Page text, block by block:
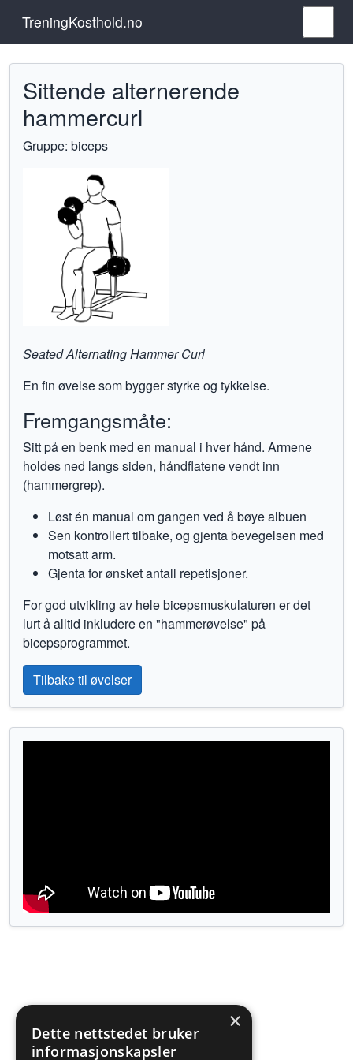
TreningKosthold.no
Sittende alternerende
hammercurl
Gruppe: biceps
Seated Alternating Hammer Curl
En fin øvelse som bygger styrke og tykkelse.
Fremgangsmåte:
Sitt på en benk med en manual i hver hånd. Armene
holdes ned langs siden, håndflatene vendt inn
(hammergrep).
Løst én manual om gangen ved å bøye albuen
Sen kontrollert tilbake, og gjenta bevegelsen med
motsatt arm.
Gjenta for ønsket antall repetisjoner.
For god utvikling av hele bicepsmuskulaturen er det
lurt å alltid inkludere en "hammerøvelse" på
bicepsprogrammet.
Tilbake til øvelser
×
Dette nettstedet bruker
informasjonskapsler